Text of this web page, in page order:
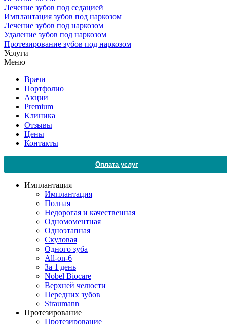
Лечение зубов под седацией
Имплантация зубов под наркозом
Лечение зубов под наркозом
Удаление зубов под наркозом
Протезирование зубов под наркозом
Услуги
Меню
Врачи
Портфолио
Акции
Premium
Клиника
Отзывы
Цены
Контакты
Оплата услуг
Имплантация
Имплантация
Полная
Недорогая и качественная
Одномоментная
Одноэтапная
Скуловая
Одного зуба
All-on-6
За 1 день
Nobel Biocare
Верхней челюсти
Передних зубов
Straumann
Протезирование
Протезирование